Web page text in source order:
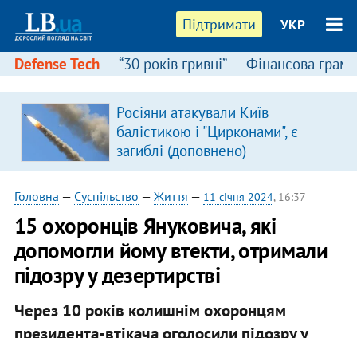
Підтримати УКР
Defense Tech “30 років гривні” Фінансова
Росіяни атакували Київ
балістикою і "Цирконами", є
загиблі (доповнено)
Головна — Суспільство — Життя — 11 січня 2024, 16:37
15 охоронців Януковича, які
допомогли йому втекти, отримали
підозру у дезертирстві
Через 10 років колишнім охоронцям
президента-втікача оголосили підозру у